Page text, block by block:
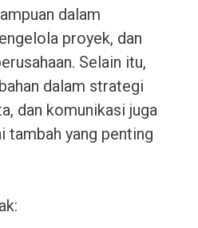
dalam
proyek, dan
Selain itu,
dalam strategi
dan komunikasi juga
tambah yang penting